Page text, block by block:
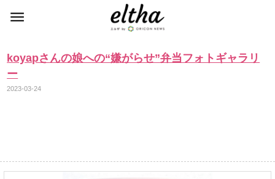
koyapさんの娘への“嫌がらせ”弁当フォトギャラリ
ー
2023-03-24